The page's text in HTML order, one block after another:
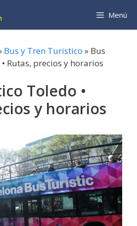
Menú
Bus y Tren Turistico » Bus
Rutas, precios y horarios
Toledo •
y horarios